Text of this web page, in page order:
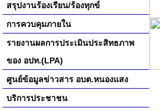
สรุปงานร้องเรียน/ร้องทุกข์
การควบคุมภายใน
รายงานผลการประเมินประสิทธภาพ
ของ อปท.(LPA)
ศูนย์ข้อมูลข่าวสาร อบต.หนองแสง
บริการประชาชน